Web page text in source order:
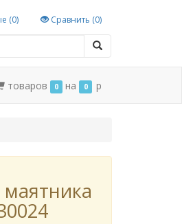
(0) Сравнить (0)
товаров 0 на 0 p